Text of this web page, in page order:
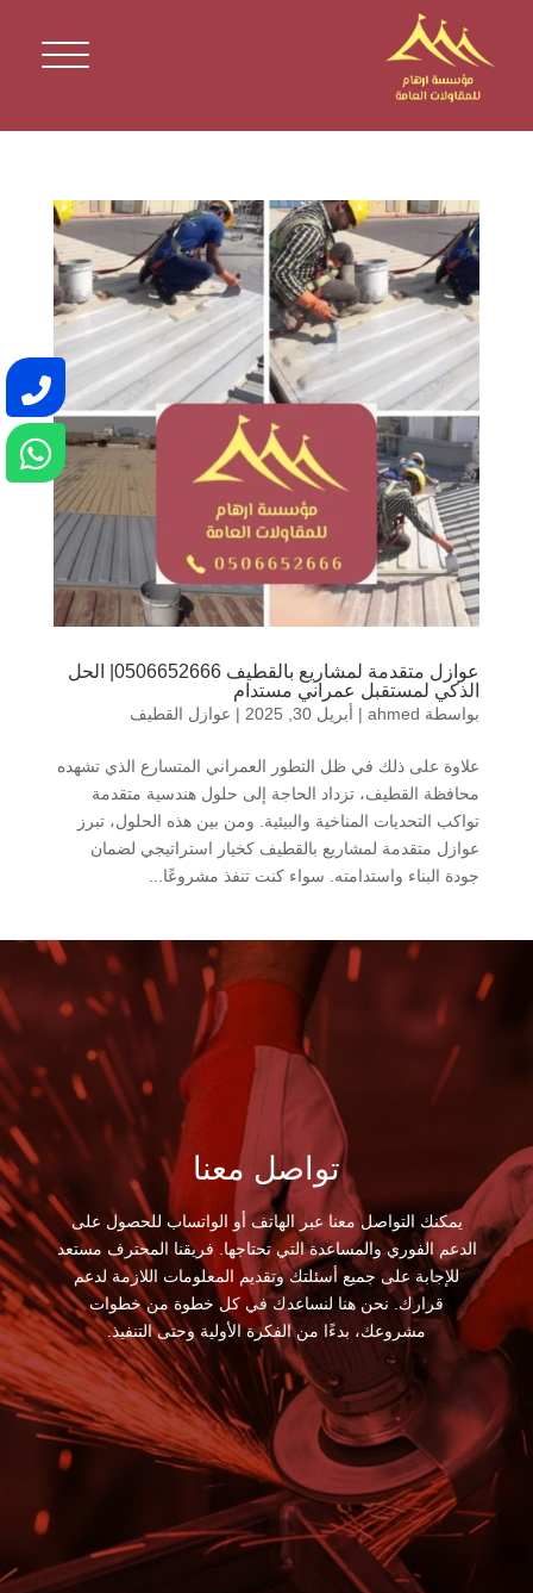
عوازل متقدمة لمشاريع بالقطيف 0506652666| الحل
الذكي لمستقبل عمراني مستدام
بواسطة ahmed
| أبريل 30, 2025 | عوازل القطيف
علاوة على ذلك في ظل التطور العمراني المتسارع الذي تشهده
محافظة القطيف، تزداد الحاجة إلى حلول هندسية متقدمة
تواكب التحديات المناخية والبيئية. ومن بين هذه الحلول، تبرز
عوازل متقدمة لمشاريع بالقطيف كخيار استراتيجي لضمان
جودة البناء واستدامته. سواء كنت تنفذ مشروعًا...
تواصل معنا
يمكنك التواصل معنا عبر الهاتف أو الواتساب للحصول على
الدعم الفوري والمساعدة التي تحتاجها. فريقنا المحترف مستعد
للإجابة على جميع أسئلتك وتقديم المعلومات اللازمة لدعم
قرارك. نحن هنا لنساعدك في كل خطوة من خطوات
مشروعك، بدءًا من الفكرة الأولية وحتى التنفيذ.